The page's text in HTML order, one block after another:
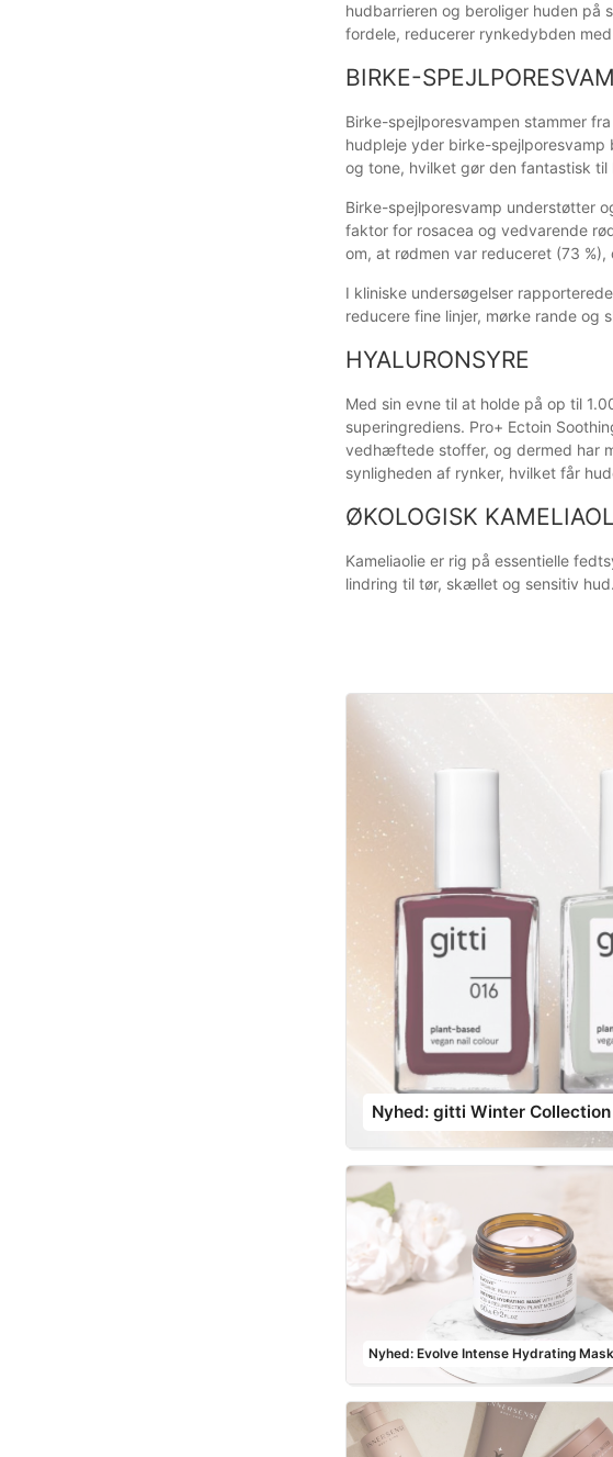
hudbarrieren og beroliger huden på
fordele, reducerer rynkedybden
BIRKE-
Birke-spejlporesvampen stammer
hudpleje yder birke-
og tone, hvilket gør den fantastisk til
Birke-spejlporesvamp understøtter
faktor for rosacea og vedvarende
om, at rødmen var reduceret (73
I kliniske undersøgelser
reducere fine linjer, mørke rande og
HYALURONSYRE
Med sin evne til at holde på op til
superingrediens. Pro+ Ectoin
vedhæftede stoffer, og dermed har
synligheden af rynker, hvilket får
ØKOLOGISK
Kameliaolie er rig på essentielle
lindring til tør, skællet og sensitiv hud.
Nyhed: gitti Winter
Nyhed: Evolve Intense Hydrating Mask